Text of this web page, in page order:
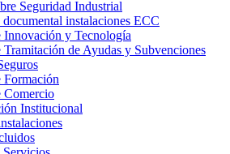
Seguridad Industrial
instalaciones ECC
Innovación y Tecnología
Tramitación de Ayudas y Subvenciones
Formación
Comercio
Institucional